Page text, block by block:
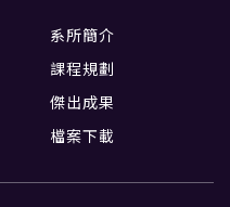
系所簡介
課程規劃
傑出成果
檔案下載